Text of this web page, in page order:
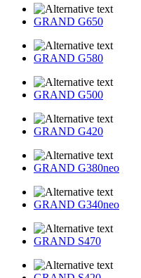
GRAND G650
GRAND G580
GRAND G500
GRAND G420
GRAND G380neo
GRAND G340neo
GRAND S470